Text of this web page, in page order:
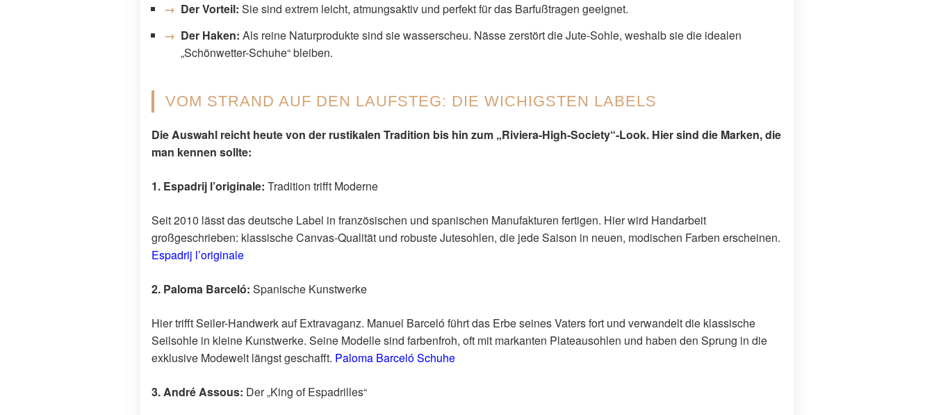
Der Vorteil: Sie sind extrem leicht, atmungsaktiv und perfekt für das Barfußtragen geeignet.
Der Haken: Als reine Naturprodukte sind sie wasserscheu. Nässe zerstört die Jute-Sohle, weshalb sie die idealen
„Schönwetter-Schuhe“ bleiben.
VOM STRAND AUF DEN LAUFSTEG: DIE WICHIGSTEN LABELS
Die Auswahl reicht heute von der rustikalen Tradition bis hin zum „Riviera-High-Society“-Look. Hier sind die Marken, die
man kennen sollte:
1. Espadrij l’originale: Tradition trifft Moderne
Seit 2010 lässt das deutsche Label in französischen und spanischen Manufakturen fertigen. Hier wird Handarbeit
großgeschrieben: klassische Canvas-Qualität und robuste Jutesohlen, die jede Saison in neuen, modischen Farben erscheinen.
Espadrij l’originale
2. Paloma Barceló: Spanische Kunstwerke
Hier trifft Seiler-Handwerk auf Extravaganz. Manuel Barceló führt das Erbe seines Vaters fort und verwandelt die klassische
Seilsohle in kleine Kunstwerke. Seine Modelle sind farbenfroh, oft mit markanten Plateausohlen und haben den Sprung in die
exklusive Modewelt längst geschafft. Paloma Barceló Schuhe
3. André Assous: Der „King of Espadrilles“